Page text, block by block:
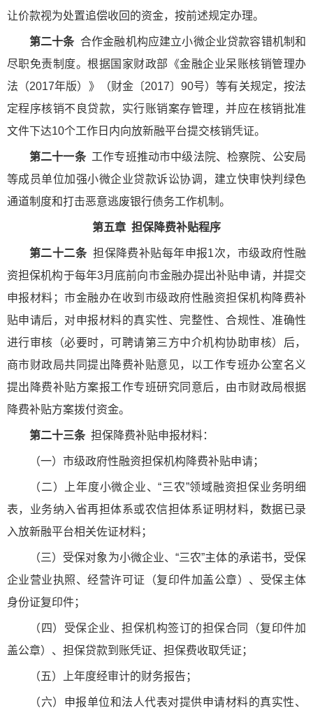
让价款视为处置追偿收回的资金，按前述规定办理。
第二十条合作金融机构应建立小微企业贷款容错机制和
尽职免责制度。根据国家财政部《金融企业呆账核销管理办
法（2017年版）》（财金〔2017〕90号）等有关规定，按法
定程序核销不良贷款，实行账销案存管理，并应在核销批准
文件下达10个工作日内向放新融平台提交核销凭证。
第二十一条工作专班推动市中级法院、检察院、公安局
等成员单位加强小微企业贷款诉讼协调，建立快审快判绿色
通道制度和打击恶意逃废银行债务工作机制。
第五章 担保降费补贴程序
第二十二条担保降费补贴每年申报1次，市级政府性融
资担保机构于每年3月底前向市金融办提出补贴申请，并提交
申报材料；市金融办在收到市级政府性融资担保机构降费补
贴申请后，对申报材料的真实性、完整性、合规性、准确性
进行审核（必要时，可聘请第三方中介机构协助审核）后，
商市财政局共同提出降费补贴意见，以工作专班办公室名义
提出降费补贴方案报工作专班研究同意后，由市财政局根据
降费补贴方案拨付资金。
第二十三条担保降费补贴申报材料：
（一）市级政府性融资担保机构降费补贴申请；
（二）上年度小微企业、“三农”领域融资担保业务明细
表，业务纳入省再担体系或农信担体系证明材料，数据已录
入放新融平台相关佐证材料；
（三）受保对象为小微企业、“三农”主体的承诺书，受保
企业营业执照、经营许可证（复印件加盖公章）、受保主体
身份证复印件；
（四）受保企业、担保机构签订的担保合同（复印件加
盖公章）、担保贷款到账凭证、担保费收取凭证；
（五）上年度经审计的财务报告；
（六）申报单位和法人代表对提供申请材料的真实性、